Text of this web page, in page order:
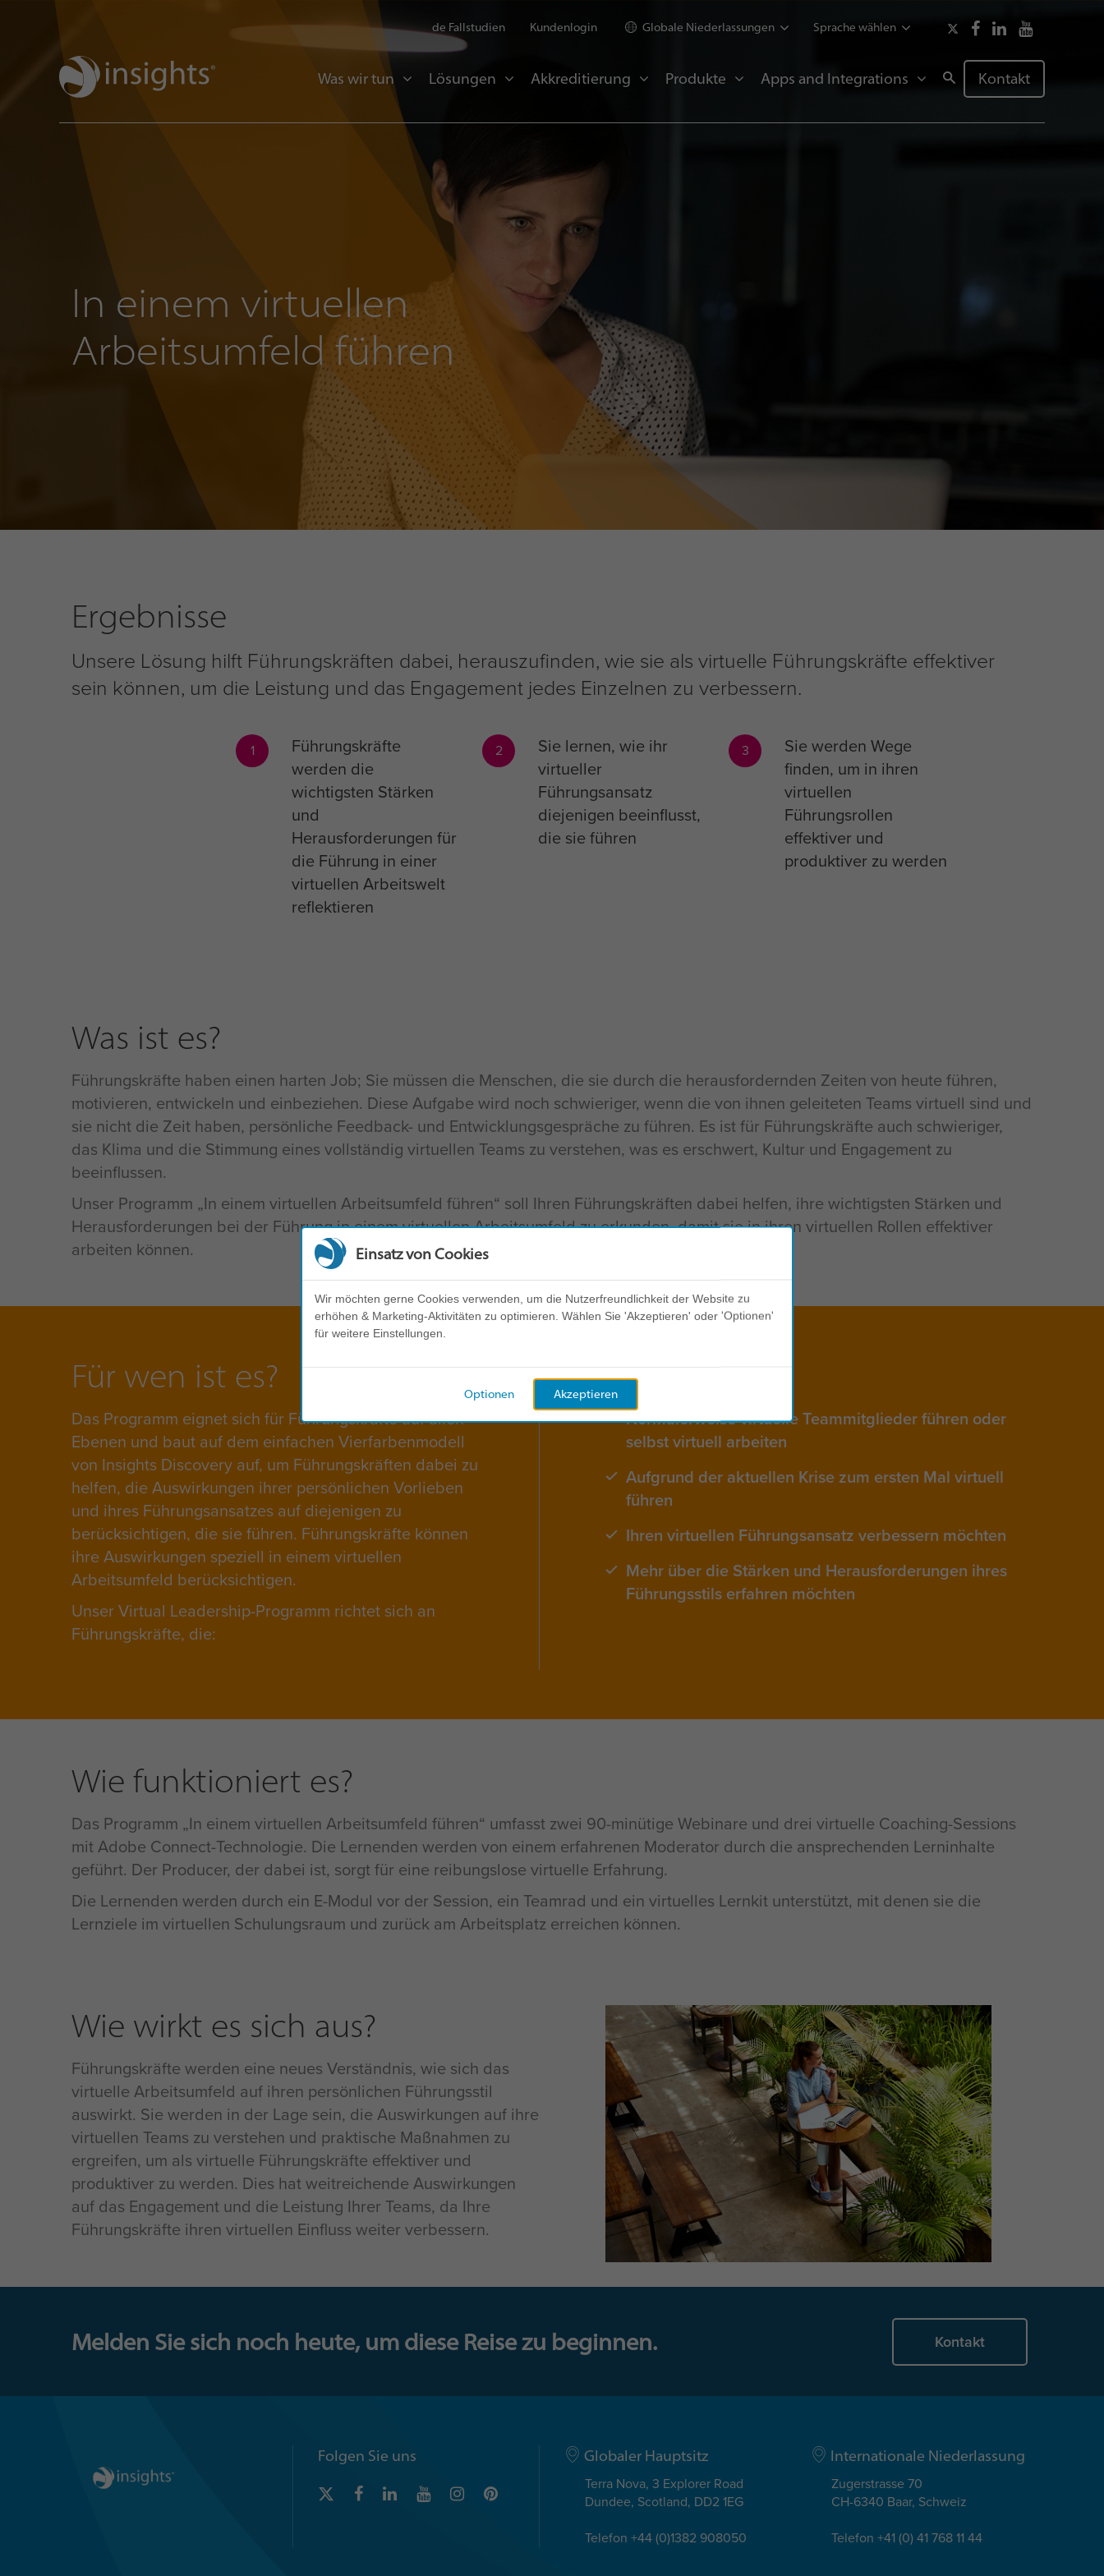
de Fallstudien Kundenlogin Globale Niederlassungen Sprache wählen
Was wir tun Lösungen Akkreditierung Produkte Apps and Integrations Kontakt
In einem virtuellen
Arbeitsumfeld führen
Ergebnisse
Unsere Lösung hilft Führungskräften dabei, herauszufinden, wie sie als virtuelle Führungskräfte effektiver
sein können, um die Leistung und das Engagement jedes Einzelnen zu verbessern.
1
Führungskräfte
werden die
wichtigsten Stärken
und
Herausforderungen für
die Führung in einer
virtuellen Arbeitswelt
reflektieren
2
Sie lernen, wie ihr
virtueller
Führungsansatz
diejenigen beeinflusst,
die sie führen
3
Sie werden Wege
finden, um in ihren
virtuellen
Führungsrollen
effektiver und
produktiver zu werden
Was ist es?
Führungskräfte haben einen harten Job; Sie müssen die Menschen, die sie durch die herausfordernden Zeiten von heute führen,
motivieren, entwickeln und einbeziehen. Diese Aufgabe wird noch schwieriger, wenn die von ihnen geleiteten Teams virtuell sind und
sie nicht die Zeit haben, persönliche Feedback- und Entwicklungsgespräche zu führen. Es ist für Führungskräfte auch schwieriger,
das Klima und die Stimmung eines vollständig virtuellen Teams zu verstehen, was es erschwert, Kultur und Engagement zu
beeinflussen.
Unser Programm „In einem virtuellen Arbeitsumfeld führen“ soll Ihren Führungskräften dabei helfen, ihre wichtigsten Stärken und
Herausforderungen bei der Führung in einem virtuellen Arbeitsumfeld zu erkunden, damit sie in ihren virtuellen Rollen effektiver
arbeiten können.
Für wen ist es?
Das Programm eignet sich für Führungskräfte auf allen
Ebenen und baut auf dem einfachen Vierfarbenmodell
von Insights Discovery auf, um Führungskräften dabei zu
helfen, die Auswirkungen ihrer persönlichen Vorlieben
und ihres Führungsansatzes auf diejenigen zu
berücksichtigen, die sie führen. Führungskräfte können
ihre Auswirkungen speziell in einem virtuellen
Arbeitsumfeld berücksichtigen.
Unser Virtual Leadership-Programm richtet sich an
Führungskräfte, die:
Normalerweise virtuelle Teammitglieder führen oder
selbst virtuell arbeiten
Aufgrund der aktuellen Krise zum ersten Mal virtuell
führen
Ihren virtuellen Führungsansatz verbessern möchten
Mehr über die Stärken und Herausforderungen ihres
Führungsstils erfahren möchten
Wie funktioniert es?
Das Programm „In einem virtuellen Arbeitsumfeld führen“ umfasst zwei 90-minütige Webinare und drei virtuelle Coaching-Sessions
mit Adobe Connect-Technologie. Die Lernenden werden von einem erfahrenen Moderator durch die ansprechenden Lerninhalte
geführt. Der Producer, der dabei ist, sorgt für eine reibungslose virtuelle Erfahrung.
Die Lernenden werden durch ein E-Modul vor der Session, ein Teamrad und ein virtuelles Lernkit unterstützt, mit denen sie die
Lernziele im virtuellen Schulungsraum und zurück am Arbeitsplatz erreichen können.
Wie wirkt es sich aus?
Führungskräfte werden eine neues Verständnis, wie sich das
virtuelle Arbeitsumfeld auf ihren persönlichen Führungsstil
auswirkt. Sie werden in der Lage sein, die Auswirkungen auf ihre
virtuellen Teams zu verstehen und praktische Maßnahmen zu
ergreifen, um als virtuelle Führungskräfte effektiver und
produktiver zu werden. Dies hat weitreichende Auswirkungen
auf das Engagement und die Leistung Ihrer Teams, da Ihre
Führungskräfte ihren virtuellen Einfluss weiter verbessern.
Melden Sie sich noch heute, um diese Reise zu beginnen. Kontakt
Folgen Sie uns
Globaler Hauptsitz
Terra Nova, 3 Explorer Road
Dundee, Scotland, DD2 1EG
Telefon +44 (0)1382 908050
Internationale Niederlassung
Zugerstrasse 70
CH-6340 Baar, Schweiz
Telefon +41 (0) 41 768 11 44
Einsatz von Cookies
Wir möchten gerne Cookies verwenden, um die Nutzerfreundlichkeit der Website zu
erhöhen & Marketing-Aktivitäten zu optimieren. Wählen Sie 'Akzeptieren' oder 'Optionen'
für weitere Einstellungen.
Akzeptieren
Optionen